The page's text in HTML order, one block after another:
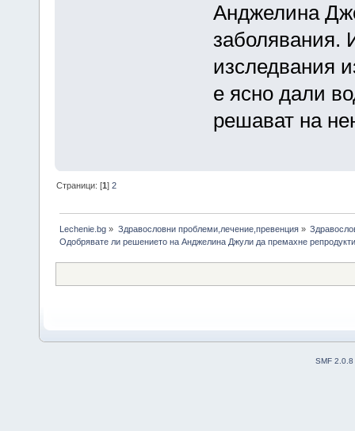
Анджелина
заболявания.
изследвания
е ясно дали
решават на
Страници: [1]2
Lechenie.bg » Здравословни проблеми,лечение,превенция»
Одобрявате ли решението на Анджелина Джули да премахне
SMF 2.0.8